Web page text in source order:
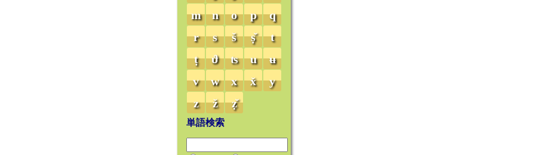
m
n o p
q
r
s š ṣ̌
t
ṭ
ϑ ʦ u
ʉ
v
w x x̌
y
z
ž ẓ̌
単語検索